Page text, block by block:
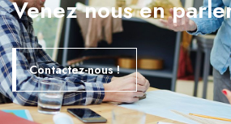
Venez nous en
Contactez-nous !